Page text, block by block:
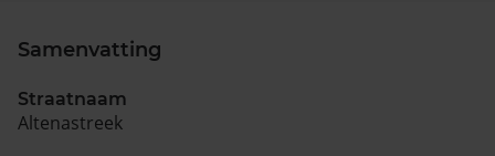
Samenvatting
Straatnaam
Altenastreek